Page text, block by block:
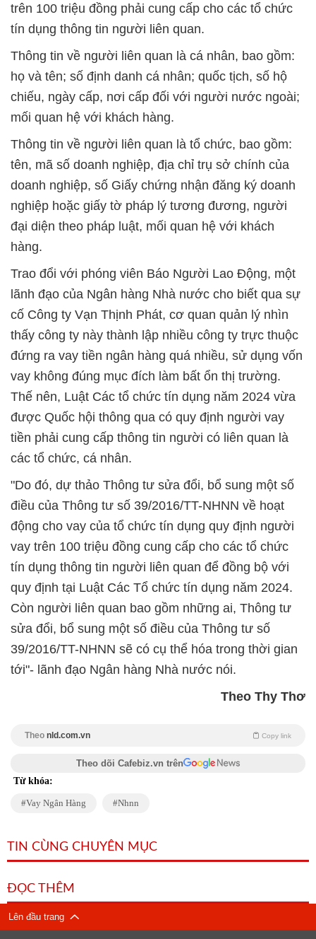
trên 100 triệu đồng phải cung cấp cho các tổ chức
tín dụng thông tin người liên quan.
Thông tin về người liên quan là cá nhân, bao gồm:
họ và tên; số định danh cá nhân; quốc tịch, số hộ
chiếu, ngày cấp, nơi cấp đối với người nước ngoài;
mối quan hệ với khách hàng.
Thông tin về người liên quan là tổ chức, bao gồm:
tên, mã số doanh nghiệp, địa chỉ trụ sở chính của
doanh nghiệp, số Giấy chứng nhận đăng ký doanh
nghiệp hoặc giấy tờ pháp lý tương đương, người
đại diện theo pháp luật, mối quan hệ với khách
hàng.
Trao đổi với phóng viên Báo Người Lao Động, một
lãnh đạo của Ngân hàng Nhà nước cho biết qua sự
cố Công ty Vạn Thịnh Phát, cơ quan quản lý nhìn
thấy công ty này thành lập nhiều công ty trực thuộc
đứng ra vay tiền ngân hàng quá nhiều, sử dụng vốn
vay không đúng mục đích làm bất ổn thị trường.
Thế nên, Luật Các tổ chức tín dụng năm 2024 vừa
được Quốc hội thông qua có quy định người vay
tiền phải cung cấp thông tin người có liên quan là
các tổ chức, cá nhân.
"Do đó, dự thảo Thông tư sửa đổi, bổ sung một số
điều của Thông tư số 39/2016/TT-NHNN về hoạt
động cho vay của tổ chức tín dụng quy định người
vay trên 100 triệu đồng cung cấp cho các tổ chức
tín dụng thông tin người liên quan để đồng bộ với
quy định tại Luật Các Tổ chức tín dụng năm 2024.
Còn người liên quan bao gồm những ai, Thông tư
sửa đổi, bổ sung một số điều của Thông tư số
39/2016/TT-NHNN sẽ có cụ thể hóa trong thời gian
tới"- lãnh đạo Ngân hàng Nhà nước nói.
Theo Thy Thơ
Theo nld.com.vn Copy link
Theo dõi Cafebiz.vn trên
Từ khóa:
Vay Ngân Hàng Nhnn
TIN CÙNG CHUYÊN MỤC
ĐỌC THÊM
Lên đầu trang